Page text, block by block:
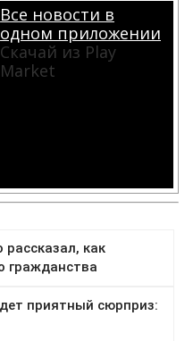
Все новости в
одном приложении
Скачай из Play
Market